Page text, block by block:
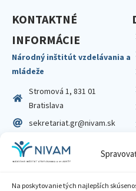
Na poskytovanie tých najlepších
KONTAKTNÉ
INFORMÁCIE
Národný inštitút vzdelávania a
mládeže
Stromová 1, 831 01
Bratislava
sekretariat.gr@nivam.sk
IČO: 00164348
DIČ: 2020798714